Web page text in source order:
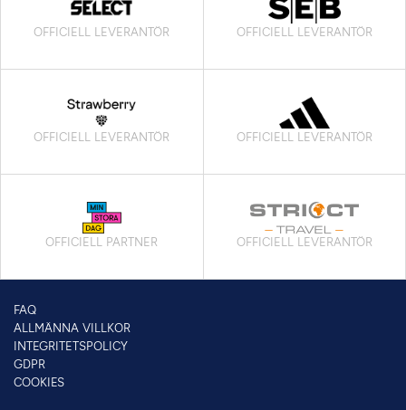
OFFICIELL LEVERANTÖR OFFICIELL LEVERANTÖR
OFFICIELL LEVERANTÖR OFFICIELL LEVERANTÖR
OFFICIELL PARTNER OFFICIELL LEVERANTÖR
FAQ
ALLMÄNNA VILLKOR
INTEGRITETSPOLICY
GDPR
COOKIES